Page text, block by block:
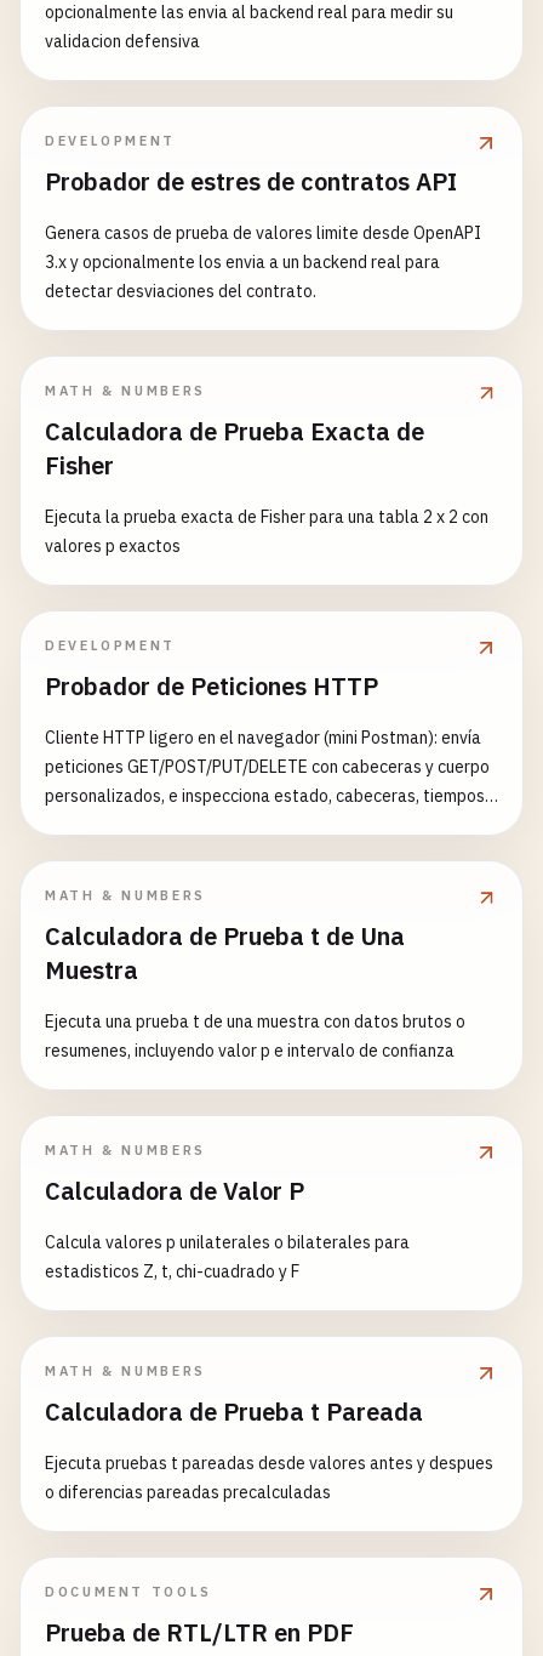
opcionalmente las envia al backend real para medir su
validacion defensiva
DEVELOPMENT
Probador de estres de contratos API
Genera casos de prueba de valores limite desde OpenAPI
3.x y opcionalmente los envia a un backend real para
detectar desviaciones del contrato.
MATH & NUMBERS
Calculadora de Prueba Exacta de
Fisher
Ejecuta la prueba exacta de Fisher para una tabla 2 x 2 con
valores p exactos
DEVELOPMENT
Probador de Peticiones HTTP
Cliente HTTP ligero en el navegador (mini Postman): envía
peticiones GET/POST/PUT/DELETE con cabeceras y cuerpo
personalizados, e inspecciona estado, cabeceras, tiempos y
MATH & NUMBERS
Calculadora de Prueba t de Una
Muestra
Ejecuta una prueba t de una muestra con datos brutos o
resumenes, incluyendo valor p e intervalo de confianza
MATH & NUMBERS
Calculadora de Valor P
Calcula valores p unilaterales o bilaterales para
estadisticos Z, t, chi-cuadrado y F
MATH & NUMBERS
Calculadora de Prueba t Pareada
Ejecuta pruebas t pareadas desde valores antes y despues
o diferencias pareadas precalculadas
DOCUMENT TOOLS
Prueba de RTL/LTR en PDF